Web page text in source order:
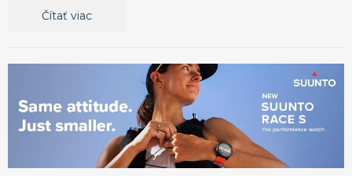
vynikajúci výkon za všetkých podmienok. Či už skúmate teplé
Čítať viac